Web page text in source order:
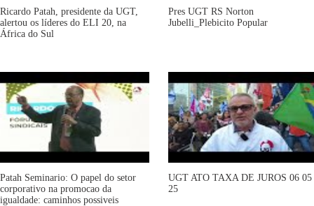
Ricardo Patah, presidente da UGT,
alertou os líderes do ELI 20, na
África do Sul
Pres UGT RS Norton
Jubelli_Plebicito Popular
Patah Seminario: O papel do setor
corporativo na promocao da
igualdade: caminhos possiveis
UGT ATO TAXA DE JUROS 06 05
25